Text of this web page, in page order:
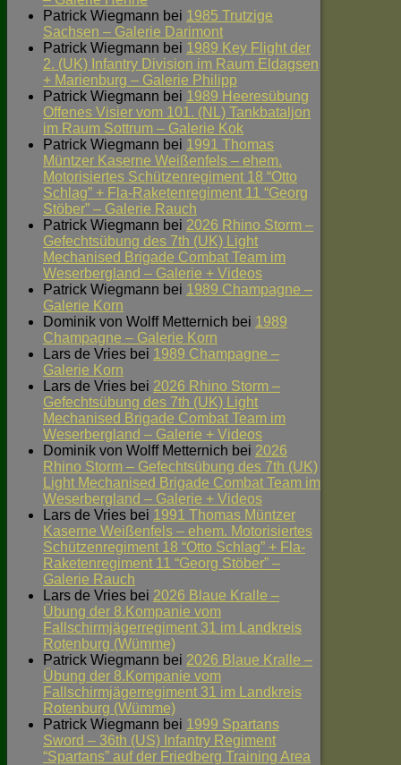
Patrick Wiegmann bei 1985 Trutzige
Sachsen – Galerie Darimont
Patrick Wiegmann bei 1989 Key Flight der
2. (UK) Infantry Division im Raum Eldagsen
+ Marienburg – Galerie Philipp
Patrick Wiegmann bei 1989 Heeresübung
Offenes Visier vom 101. (NL) Tankbataljon
im Raum Sottrum – Galerie Kok
Patrick Wiegmann bei 1991 Thomas
Müntzer Kaserne Weißenfels – ehem.
Motorisiertes Schützenregiment 18 “Otto
Schlag” + Fla-Raketenregiment 11 “Georg
Stöber” – Galerie Rauch
Patrick Wiegmann bei 2026 Rhino Storm –
Gefechtsübung des 7th (UK) Light
Mechanised Brigade Combat Team im
Weserbergland – Galerie + Videos
Patrick Wiegmann bei 1989 Champagne –
Galerie Korn
Dominik von Wolff Metternich bei 1989
Champagne – Galerie Korn
Lars de Vries bei 1989 Champagne –
Galerie Korn
Lars de Vries bei 2026 Rhino Storm –
Gefechtsübung des 7th (UK) Light
Mechanised Brigade Combat Team im
Weserbergland – Galerie + Videos
Dominik von Wolff Metternich bei 2026
Rhino Storm – Gefechtsübung des 7th (UK)
Light Mechanised Brigade Combat Team im
Weserbergland – Galerie + Videos
Lars de Vries bei 1991 Thomas Müntzer
Kaserne Weißenfels – ehem. Motorisiertes
Schützenregiment 18 “Otto Schlag” + Fla-
Raketenregiment 11 “Georg Stöber” –
Galerie Rauch
Lars de Vries bei 2026 Blaue Kralle –
Übung der 8.Kompanie vom
Fallschirmjägerregiment 31 im Landkreis
Rotenburg (Wümme)
Patrick Wiegmann bei 2026 Blaue Kralle –
Übung der 8.Kompanie vom
Fallschirmjägerregiment 31 im Landkreis
Rotenburg (Wümme)
Patrick Wiegmann bei 1999 Spartans
Sword – 36th (US) Infantry Regiment
“Spartans” auf der Friedberg Training Area